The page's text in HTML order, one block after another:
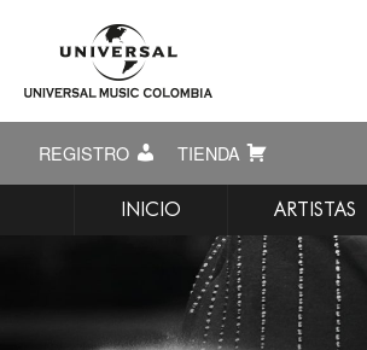
REGISTRO TIENDA
INICIO ARTISTAS